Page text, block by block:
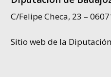
C/Felipe Checa, 23 –
Sitio web de la Diputación